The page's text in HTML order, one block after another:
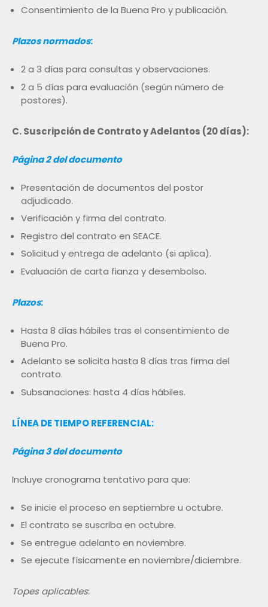
Consentimiento de la Buena Pro y publicación.
Plazos normados:
2 a 3 días para consultas y observaciones.
2 a 5 días para evaluación (según número de
postores).
C. Suscripción de Contrato y Adelantos (20 días):
Página 2 del documento
Presentación de documentos del postor
adjudicado.
Verificación y firma del contrato.
Registro del contrato en SEACE.
Solicitud y entrega de adelanto (si aplica).
Evaluación de carta fianza y desembolso.
Plazos:
Hasta 8 días hábiles tras el consentimiento de
Buena Pro.
Adelanto se solicita hasta 8 días tras firma del
contrato.
Subsanaciones: hasta 4 días hábiles.
LÍNEA DE TIEMPO REFERENCIAL:
Página 3 del documento
Incluye cronograma tentativo para que:
Se inicie el proceso en septiembre u octubre.
El contrato se suscriba en octubre.
Se entregue adelanto en noviembre.
Se ejecute físicamente en noviembre/diciembre.
Topes aplicables: